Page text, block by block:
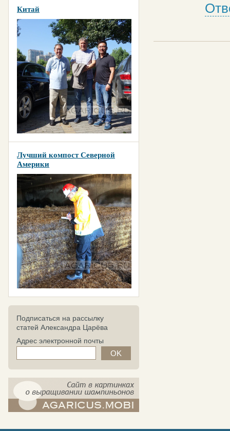
Китай
Лучший компост Северной
Америки
Подписаться на рассылку
статей Александра Царёва
Адрес электронной почты